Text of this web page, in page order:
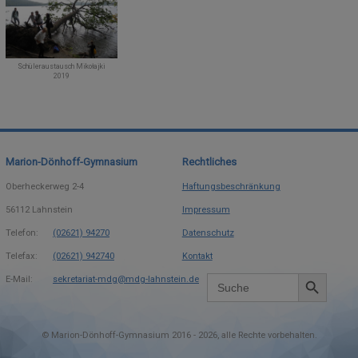
Schüleraustausch Mikołajki
2019
Marion-Dönhoff-Gymnasium
Oberheckerweg 2-4
56112 Lahnstein
Telefon: (02621) 94270
Telefax: (02621) 942740
E-Mail: sekretariat-mdg@mdg-lahnstein.de
Rechtliches
Haftungsbeschränkung
Impressum
Datenschutz
Kontakt
Search
for:
Search Button
©Marion-Dönhoff-Gymnasium 2016 - 2026 alle Rechte vorbehalten.